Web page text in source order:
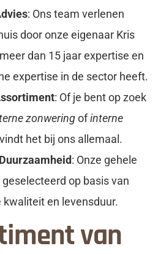
: Ons team verlenen
door onze eigenaar Kris
dan 15 jaar expertise en
expertise in de sector heeft.
: Of je bent op zoek
zonweringofinterne
het bij ons allemaal.
: Onze gehele
op basis van
en levensduur.
van